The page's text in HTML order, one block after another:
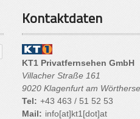
Kontaktdaten
KT1 Privatfernsehen GmbH
Villacher Straße 161
9020 Klagenfurt am
Tel: +43 463 / 51 52 53
Mail: info[at]kt1[dot]at